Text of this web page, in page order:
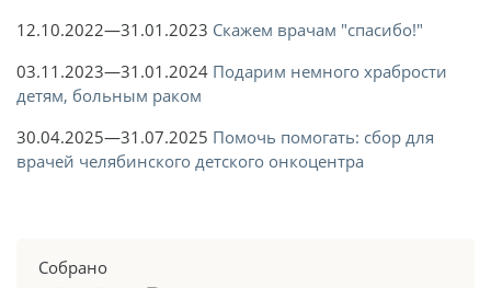
12.10.2022—31.01.2023 Скажем врачам "спасибо!"
03.11.2023—31.01.2024 Подарим немного храбрости
детям, больным раком
30.04.2025—31.07.2025 Помочь помогать: сбор для
врачей челябинского детского онкоцентра
Собрано